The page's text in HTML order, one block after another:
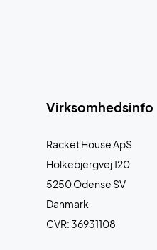
Virksomhedsinfo
Racket House ApS
Holkebjergvej 120
5250 Odense SV
Danmark
CVR: 36931108